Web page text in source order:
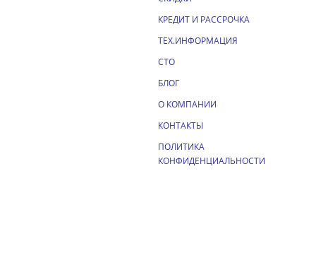
КРЕДИТ И РАССРОЧКА
ТЕХ.ИНФОРМАЦИЯ
СТО
БЛОГ
О КОМПАНИИ
КОНТАКТЫ
ПОЛИТИКА
КОНФИДЕНЦИАЛЬНОСТИ